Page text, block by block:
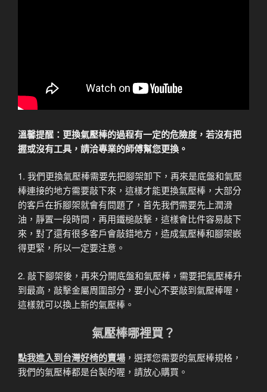
溫馨提醒：更換氣壓棒的過程有一定的危險度，若沒有把
握或沒有工具，請洽專業的師傅幫您更換。
1. 我們更換氣壓棒需要先把腳架卸下，再來是底盤和氣壓
棒連接的地方需要敲下來，這樣才能更換氣壓棒，大部分
的客戶在拆腳架就會有問題了，首先我們需要先上潤滑
油，靜置一段時間，再用鐵槌敲擊，這樣會比件容易敲下
來，對了還有很多客戶會敲錯地方，造成氣壓棒和腳架嵌
得更緊，所以一定要注意。
2. 敲下腳架後，再來分開底盤和氣壓棒，需要把氣壓棒升
到最高，敲擊金屬周圍部分，要小心不要敲到氣壓棒喔，
這樣就可以換上新的氣壓棒。
氣壓棒哪裡買？
點我進入到台灣好椅的賣場 ，選擇您需要的氣壓棒規格，
我們的氣壓棒都是台製的喔，請放心購買。